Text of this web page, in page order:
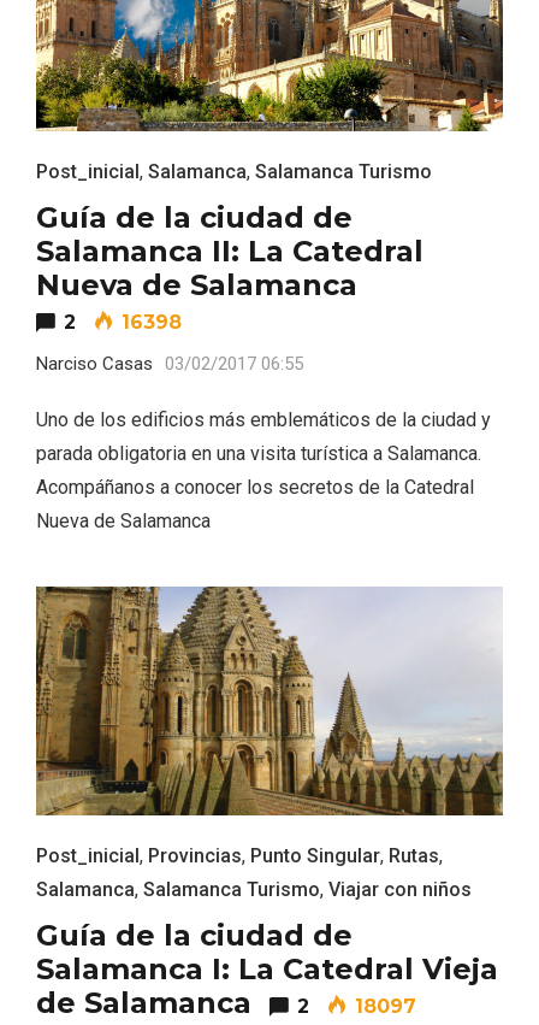
Post_inicial , Salamanca, Salamanca Turismo
Guía de la ciudad de
Salamanca II: La Catedral
Nueva de Salamanca
2 16398
Narciso Casas 03/02/2017 06:55
Uno de los edificios más emblemáticos de la ciudad y
parada obligatoria en una visita turística a Salamanca.
Acompáñanos a conocer los secretos de la Catedral
Nueva de Salamanca
Post_inicial , Provincias, Punto Singular, Rutas,
Salamanca, Salamanca Turismo, Viajar con niños
Guía de la ciudad de
Salamanca I: La Catedral Vieja
de Salamanca
2 18097
IV Edición del Festival de Narración Oral,
Memoria, Tierra y Voz
Fiesta de Primavera 2026 en la Ruta del
Vino de Cigales